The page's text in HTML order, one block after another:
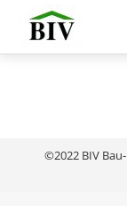
©2022 BIV